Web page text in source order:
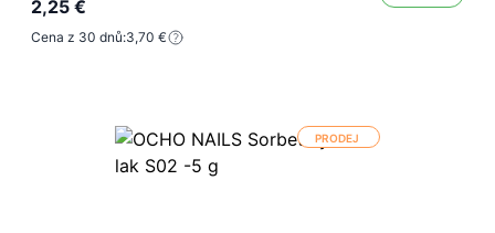
2,25 €
Cena z 30 dnů:3,70 €
PRODEJ